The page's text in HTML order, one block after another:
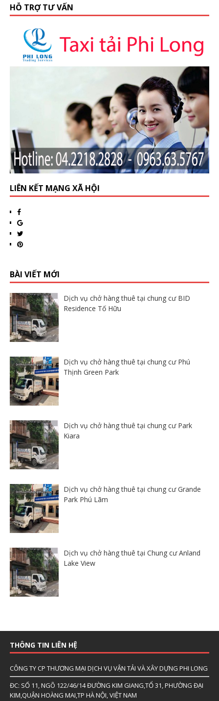
HỖ TRỢ TƯ VẤN
LIÊN KẾT MẠNG XÃ HỘI
BÀI VIẾT MỚI
Dịch vụ chở hàng thuê tại chung cư BID
Residence Tố Hữu
Dịch vụ chở hàng thuê tại chung cư Phú
Thịnh Green Park
Dịch vụ chở hàng thuê tại chung cư Park
Kiara
Dịch vụ chở hàng thuê tại chung cư Grande
Park Phú Lãm
Dịch vụ chở hàng thuê tại Chung cư Anland
Lake View
THÔNG TIN LIÊN HỆ
CÔNG TY CP THƯƠNG MẠI DỊCH VỤ VẬN TẢI VÀ XÂY DỰNG PHI LONG
ĐC: SỐ 11, NGÕ 122/46/14 ĐƯỜNG KIM GIANG,TỔ 31, PHƯỜNG ĐẠI
KIM,QUẬN HOÀNG MAI,TP HÀ NỘI, VIỆT NAM